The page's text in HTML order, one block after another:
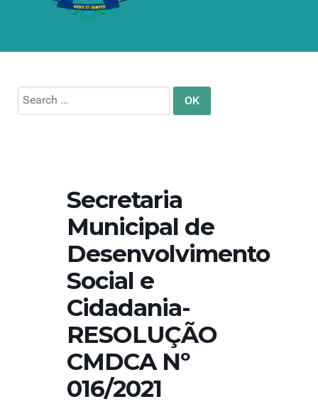
Search
for:
Secretaria
Municipal de
Desenvolvimento
Social e
Cidadania-
RESOLUÇÃO
CMDCA Nº
016/2021